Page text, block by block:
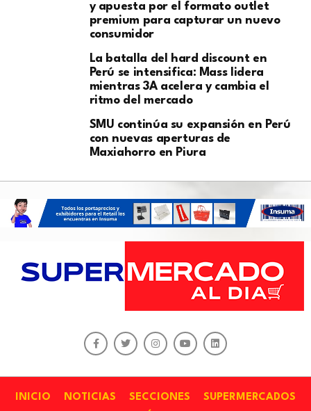
y apuesta por el formato outlet
premium para capturar un nuevo
consumidor
La batalla del hard discount en
Perú se intensifica: Mass lidera
mientras 3A acelera y cambia el
ritmo del mercado
SMU continúa su expansión en Perú
con nuevas aperturas de
Maxiahorro en Piura
INICIO NOTICIAS SECCIONES SUPERMERCADOS